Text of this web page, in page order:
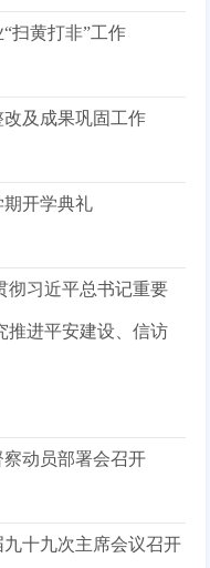
扫黄打非”工作
及成果巩固工作
期开学典礼
彻习近平总书记重要
推进平安建设、信访
动员部署会召开
十九次主席会议召开